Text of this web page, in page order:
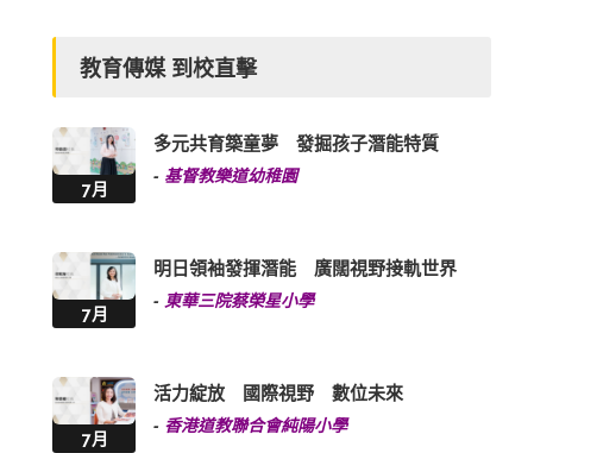
教育傳媒 到校直擊
7月
多元共育築童夢 發掘孩子潛能特質
- 基督教樂道幼稚園
7月
明日領袖發揮潛能 廣闊視野接軌世界
-東華三院蔡榮星小學
7月
活力綻放 國際視野 數位未來
- 香港道教聯合會純陽小學